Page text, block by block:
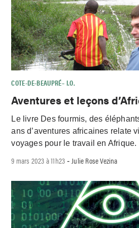
COTE-DE-BEAUPRÉ– I.O.
Aventures et leçons
Le livre Des fourmis, des
ans d’aventures africaines relate
voyages pour le travail en Afrique.
9 mars 2023 à 11h23 -Julie Rose Vezina